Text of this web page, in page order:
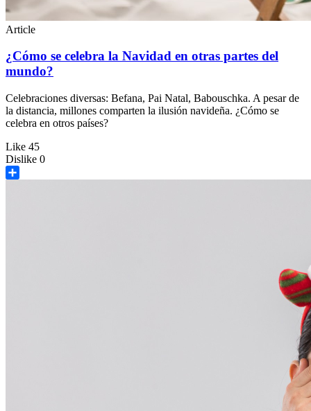
Article
¿Cómo se celebra la Navidad en otras partes del
mundo?
Celebraciones diversas: Befana, Pai Natal, Babouschka. A pesar de
la distancia, millones comparten la ilusión navideña. ¿Cómo se
celebra en otros países?
Like 45
Dislike 0